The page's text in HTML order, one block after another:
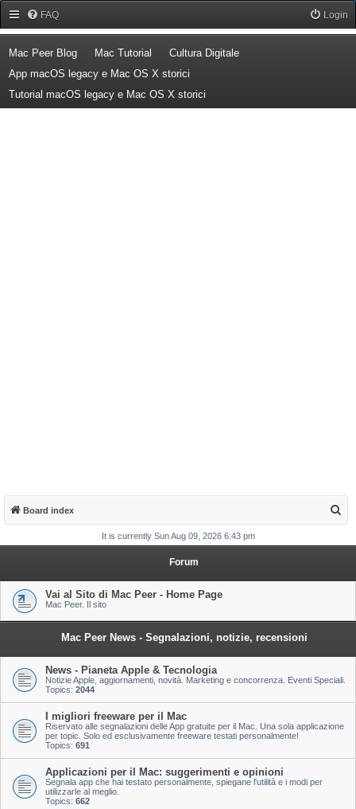
FAQ Login
Mac Peer Blog(Opens a new tab)
Mac Tutorial (Opens a new tab)
Cultura Digitale(Opens a new tab)
App macOS legacy e Mac OS X storici
Tutorial macOS legacy e Mac OS X storici
Board index
a
It is currently Sun Aug 09, 2026 6:43 pm
Forum
Vai al Sito di Mac Peer - Home Page
Mac Peer. Il sito
Mac Peer News - Segnalazioni, notizie, recensioni
News - Pianeta Apple & Tecnologia
Notizie Apple, aggiornamenti, novità. Marketing e concorrenza. Eventi Speciali.
Topics: 2044
I migliori freeware per il Mac
Riservato alle segnalazioni delle App gratuite per il Mac. Una sola applicazione
per topic. Solo ed esclusivamente freeware testati personalmente!
Topics: 691
Applicazioni per il Mac: suggerimenti e opinioni
Segnala app che hai testato personalmente, spiegane l'utilità e i modi per
utilizzarle al meglio.
Topics: 662